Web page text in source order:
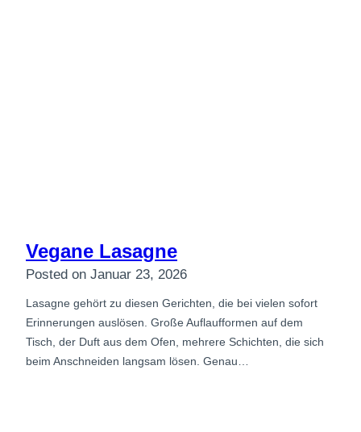
Vegane Lasagne
Posted on Januar 23, 2026
Lasagne gehört zu diesen Gerichten, die bei vielen sofort
Erinnerungen auslösen. Große Auflaufformen auf dem
Tisch, der Duft aus dem Ofen, mehrere Schichten, die sich
beim Anschneiden langsam lösen. Genau…